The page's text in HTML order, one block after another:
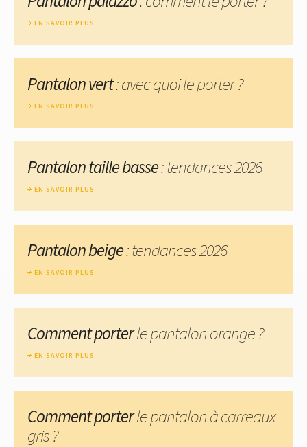
EN SAVOIR PLUS
Pantalon vert: avec quoi le porter ?
EN SAVOIR PLUS
Pantalon taille basse: tendances 2026
EN SAVOIR PLUS
Pantalon beige: tendances 2026
EN SAVOIR PLUS
Comment porterle pantalon orange ?
EN SAVOIR PLUS
Comment porterle pantalon à carreaux
gris ?